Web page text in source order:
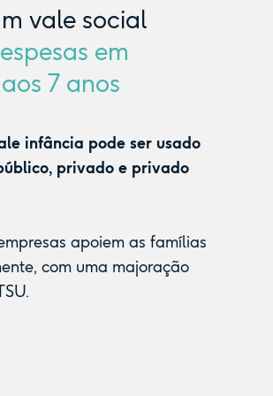
vale social
em
7 anos
infância pode ser usado
privado e privado
apoiem as famílias
com uma majoração